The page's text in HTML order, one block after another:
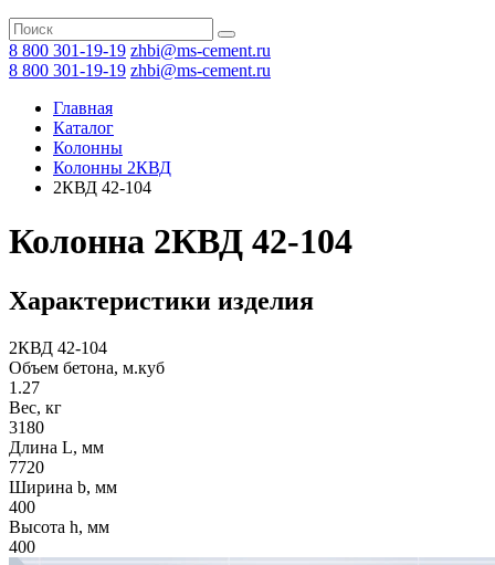
8 800 301-19-19 zhbi@ms-cement.ru
8 800 301-19-19 zhbi@ms-cement.ru
Главная
Каталог
Колонны
Колонны 2КВД
2КВД 42-104
Колонна 2КВД 42-104
Характеристики изделия
2КВД 42-104
Объем бетона, м.куб
1.27
Вес, кг
3180
Длина L, мм
7720
Ширина b, мм
400
Высота h, мм
400